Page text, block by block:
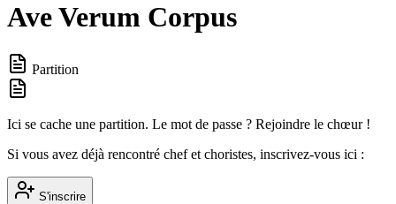
Ave Verum Corpus
Partition
Ici se cache une partition. Le mot de passe ? Rejoindre le chœur !
Si vous avez déjà rencontré chef et choristes, inscrivez-vous ici :
S'inscrire